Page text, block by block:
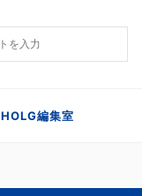
HOLG編集室